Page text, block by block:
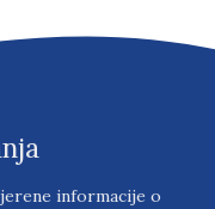
informacije o